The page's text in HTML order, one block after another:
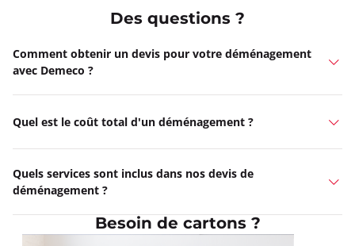
Des questions ?
Comment obtenir un devis pour votre déménagement
avec Demeco ?
Quel est le coût total d'un déménagement ?
Quels services sont inclus dans nos devis de
déménagement ?
Besoin de cartons ?